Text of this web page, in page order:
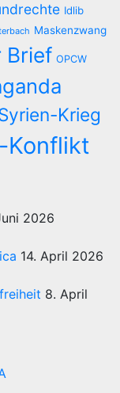
Idlib
Maskenzwang
Brief OPCW
Krieg
Konflikt
2026
14. April 2026
8. April